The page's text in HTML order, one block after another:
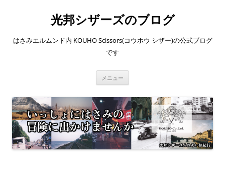
へ
ス
光邦シザーズのブログ
はさみエルムンド内 KOUHO Scissors(コウホウ シザー)の公式ブログ
です
メニュー